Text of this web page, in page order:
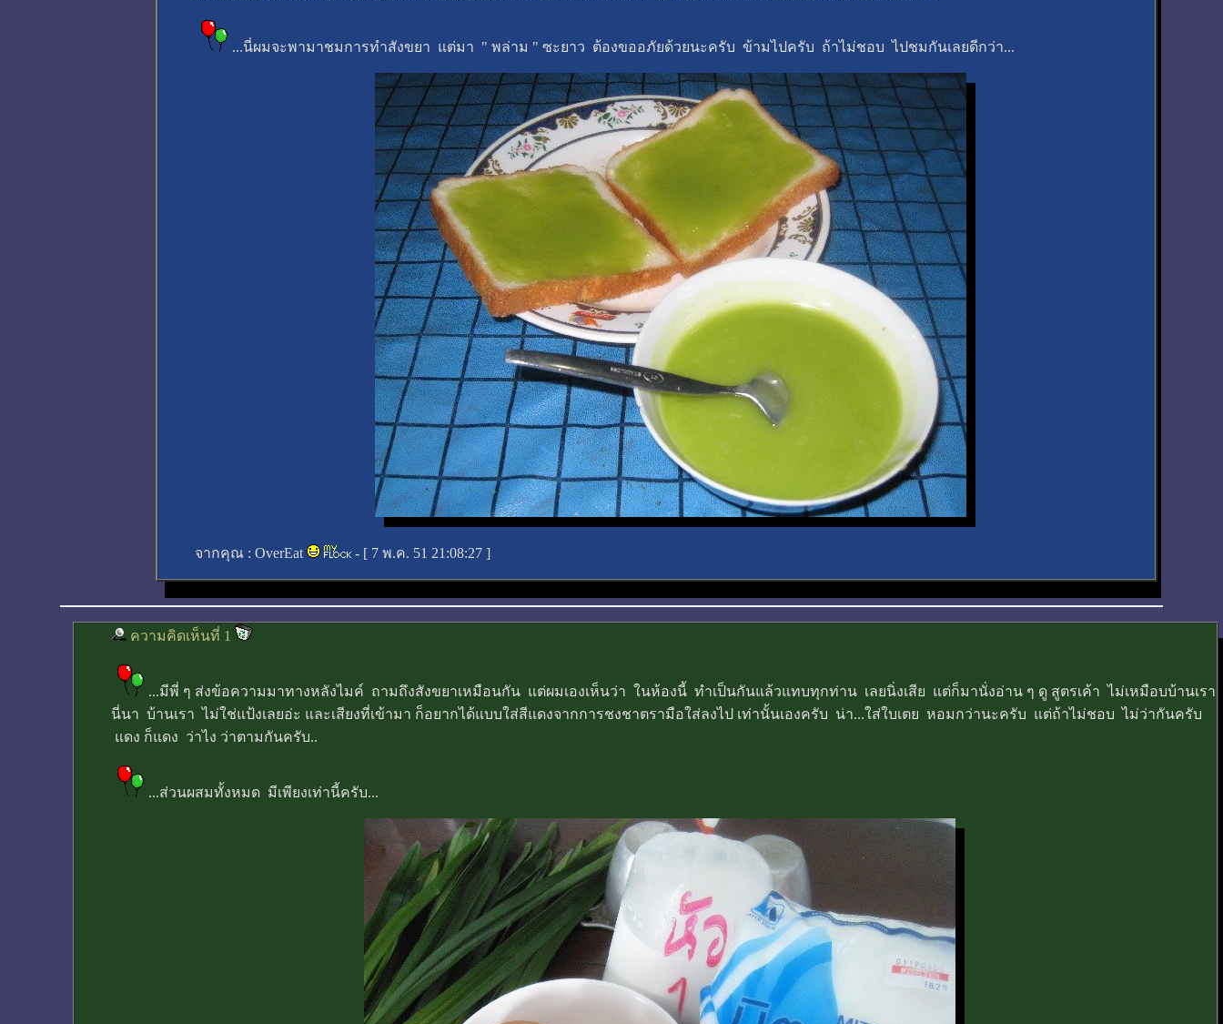
...นี่ผมจะพามาชมการทำสังขยา แต่มา " พล่าม " ซะยาว ต้องขออภัยด้วยนะครับ ข้ามไปครับ ถ้าไม่ชอบ ไปชมกันเลยดีกว่า...
จากคุณ : OverEat - [ 7 พ.ค. 51 21:08:27 ]
ความคิดเห็นที่ 1
...มีพี่ ๆ ส่งข้อความมาทางหลังไมค์ ถามถึงสังขยาเหมือนกัน แต่ผมเองเห็นว่า ในห้องนี้ ทำเป็นกันแล้วแทบทุกท่าน เลยนิ่งเสีย แต่ก็มานั่งอ่าน ๆ ดู สูตรเค้า ไม่เหมือบบ้านเรา
นี่นา บ้านเรา ไม่ใช่แป้งเลยอ่ะ และเสียงที่เข้ามา ก็อยากได้แบบใส่สีแดงจากการชงชาตรามือใส่ลงไป เท่านั้นเองครับ น่า...ใส่ใบเตย หอมกว่านะครับ แต่ถ้าไม่ชอบ ไม่ว่ากันครับ
แดง ก็แดง ว่าไง ว่าตามกันครับ..
...ส่วนผสมทั้งหมด มีเพียงเท่านี้ครับ...